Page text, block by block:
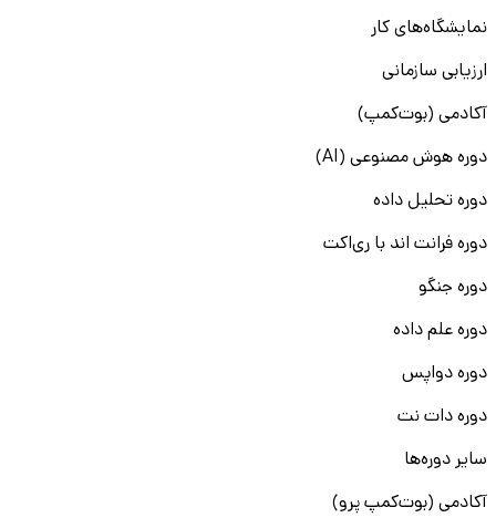
نمایشگاه‌های کار
ارزیابی سازمانی
آکادمی (بوت‌کمپ)
دوره هوش مصنوعی (AI)
دوره تحلیل داده
دوره فرانت اند با ری‌اکت
دوره جنگو
دوره علم داده
دوره دواپس
دوره دات نت
سایر دوره‌ها
آکادمی (بوت‌کمپ پرو)